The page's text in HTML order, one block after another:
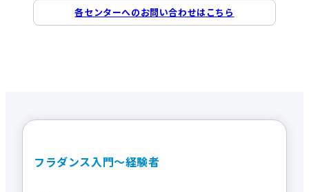
各センターへのお問い合わせはこちら
フラダンス入門～経験者